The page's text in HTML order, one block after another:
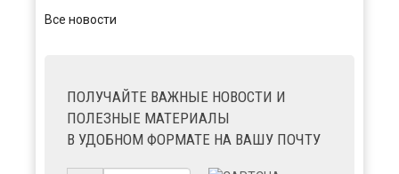
Все новости
ПОЛУЧАЙТЕ ВАЖНЫЕ НОВОСТИ И
ПОЛЕЗНЫЕ МАТЕРИАЛЫ
В УДОБНОМ ФОРМАТЕ НА ВАШУ ПОЧТУ